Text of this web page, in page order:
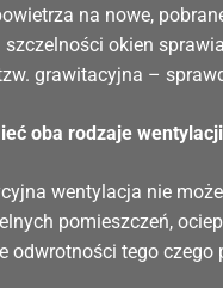
na nowe,
okien
grawitacyjna –
oba rodzaje
wentylacja nie
pomieszczeń,
odwrotności tego